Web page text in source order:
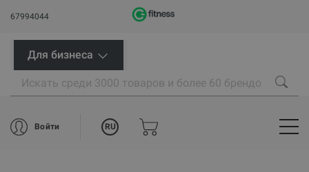
67994044
Для бизнеса
Войти RU